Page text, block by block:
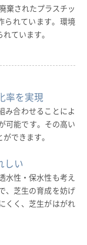
棄されたプラスチッ
られています。環境
ています。
率を実現
み合わせることによ
可能です。その高い
できます。
しい
水性・保水性も考え
、芝生の育成を妨げ
くく、芝生がはがれ